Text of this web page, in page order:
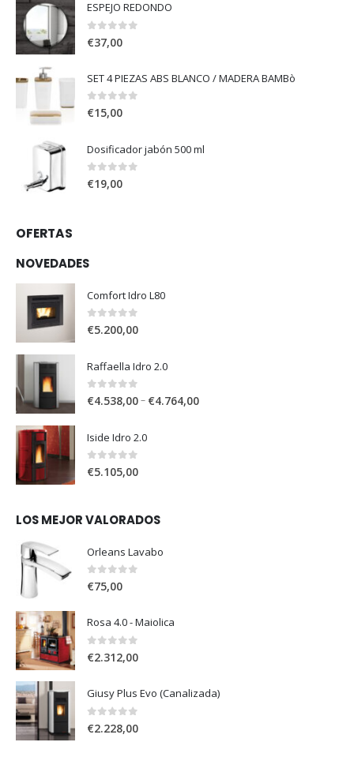
ESPEJO REDONDO
0out of 5
€37,00
SET 4 PIEZAS ABS BLANCO / MADERA BAMBò
0 out of 5
€15,00
Dosificador jabón 500 ml
0 out of 5
€19,00
OFERTAS
NOVEDADES
Comfort Idro L80
0out of 5
€5.200,00
Raffaella Idro 2.0
0 out of 5
€4.538,00– €4.764,00
Iside Idro 2.0
0out of 5
€5.105,00
LOS MEJOR VALORADOS
Orleans Lavabo
0out of 5
€75,00
Rosa 4.0 - Maiolica
0out of 5
€2.312,00
Giusy Plus Evo (Canalizada)
0 out of 5
€2.228,00